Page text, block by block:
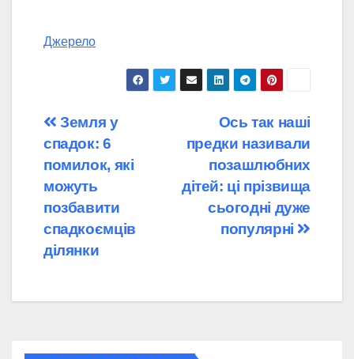
Джерело
Навігація
записів
Ось так наші
предки називали
позашлюбних
дітей: ці прізвища
сьогодні дуже
популярні
Земля у
спадок: 6
помилок, які
можуть
позбавити
спадкоємців
ділянки